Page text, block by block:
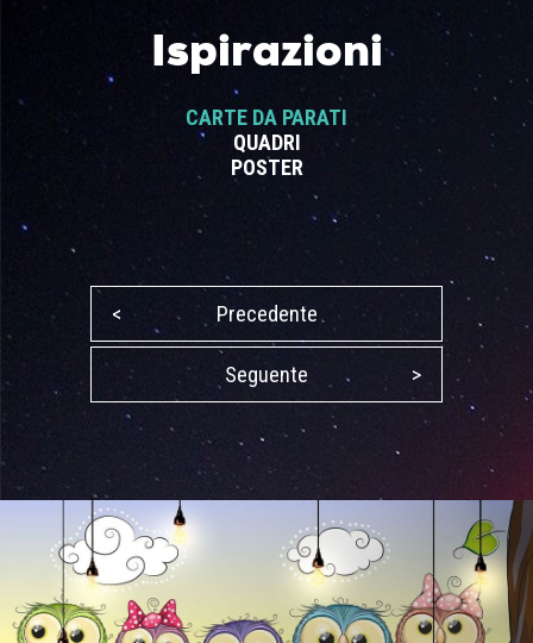
Ispirazioni
CARTE DA PARATI
QUADRI
POSTER
< Precedente
Seguente >